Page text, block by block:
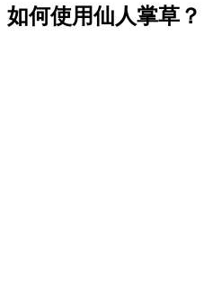
如何使用仙人掌草？